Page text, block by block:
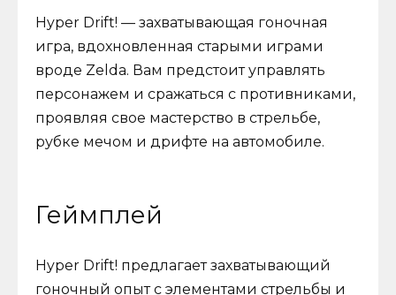
Hyper Drift! — захватывающая гоночная
игра, вдохновленная старыми играми
вроде Zelda. Вам предстоит управлять
персонажем и сражаться с противниками,
проявляя свое мастерство в стрельбе,
рубке мечом и дрифте на автомобиле.
Геймплей
Hyper Drift! предлагает захватывающий
гоночный опыт с элементами стрельбы и